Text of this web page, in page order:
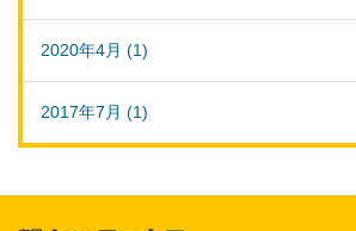
2020年4月 (1)
2017年7月 (1)